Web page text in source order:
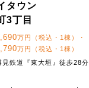
タウン
3丁目
万円（税込・1棟）・
万円（税込・1棟）
見鉄道『東大垣』徒歩28分